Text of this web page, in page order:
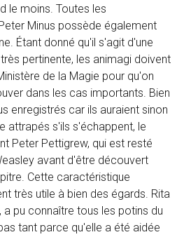
le moins. Toutes les
Minus possède également
Étant donné qu'il s'agit d'une
pertinente, les animagi doivent
de la Magie pour qu'on
dans les cas importants. Bien
enregistrés car ils auraient sinon
attrapés s'ils s'échappent, le
Peter Pettigrew, qui est resté
avant d'être découvert
Cette caractéristique
très utile à bien des égards. Rita
a pu connaître tous les potins du
tant parce qu'elle a été aidée